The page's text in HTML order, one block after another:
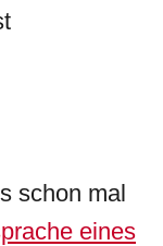
schon mal
eines